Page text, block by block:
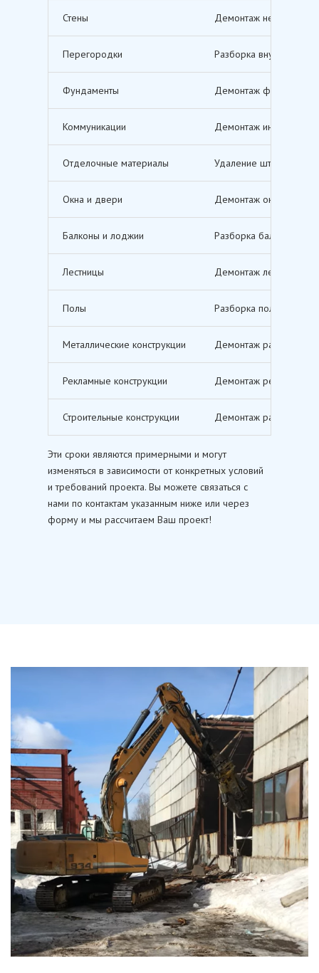
Стены Демонтаж несущих и
Перегородки Разборка внутренних
Фундаменты Демонтаж
Коммуникации Демонтаж инженерных
Отделочные материалы Удаление штукатурки,
Окна и двери Демонтаж оконных и
Балконы и лоджии Разборка балконов и
Лестницы Демонтаж лестничных
Полы Разборка полов,
Металлические конструкции Демонтаж различных
Рекламные конструкции Демонтаж рекламных
Строительные конструкции Демонтаж различных
Эти сроки являются примерными и могут
изменяться в зависимости от конкретных условий
и требований проекта. Вы можете связаться с
нами по контактам указанным ниже или через
форму и мы рассчитаем Ваш проект!